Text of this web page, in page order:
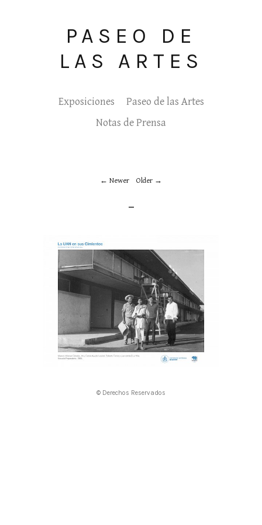
PASEO DE
LAS ARTES
Exposiciones
Paseo de las Artes
Notas de Prensa
Newer Older
_
© Derechos Reservados